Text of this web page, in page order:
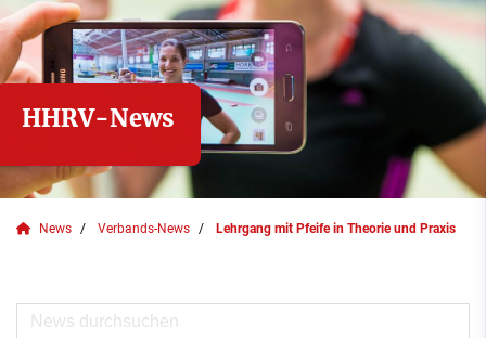
HHRV-News
News Verbands-News Lehrgang mit Pfeife in Theorie und Praxis